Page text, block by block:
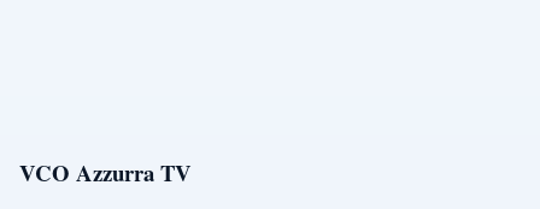
VCO Azzurra TV